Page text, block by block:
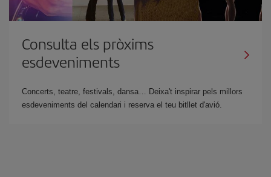
Consulta els pròxims
esdeveniments
Concerts, teatre, festivals, dansa… Deixa't inspirar pels millors
esdeveniments del calendari i reserva el teu bitllet d'avió.